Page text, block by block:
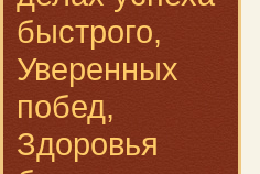
быстрого,
Уверенных
побед,
Здоровья